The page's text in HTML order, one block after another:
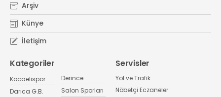
Arşiv
Künye
İletişim
Kategoriler
Kocaelispor
Darıca G.B.
Derince
Salon Sporları
Servisler
Yol ve Trafik
Nöbetçi Eczaneler